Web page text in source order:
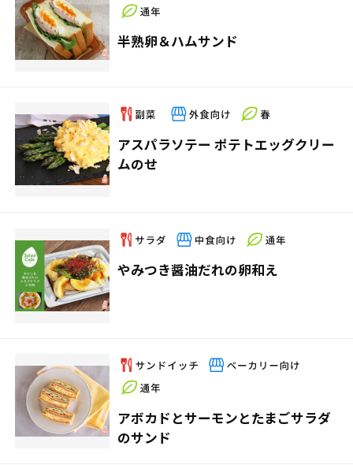
半熟卵＆ハムサンド
アスパラソテー ポテトエッグクリー
ムのせ
やみつき醤油だれの卵和え
アボカドとサーモンとたまごサラダ
のサンド